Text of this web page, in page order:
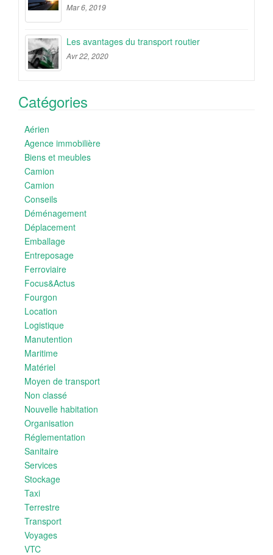
Mar 6, 2019
Les avantages du transport routier
Avr 22, 2020
Catégories
Aérien
Agence immobilière
Biens et meubles
Camion
Camion
Conseils
Déménagement
Déplacement
Emballage
Entreposage
Ferroviaire
Focus&Actus
Fourgon
Location
Logistique
Manutention
Maritime
Matériel
Moyen de transport
Non classé
Nouvelle habitation
Organisation
Réglementation
Sanitaire
Services
Stockage
Taxi
Terrestre
Transport
Voyages
VTC